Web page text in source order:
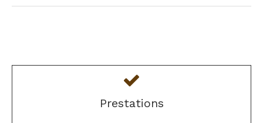
Prestations